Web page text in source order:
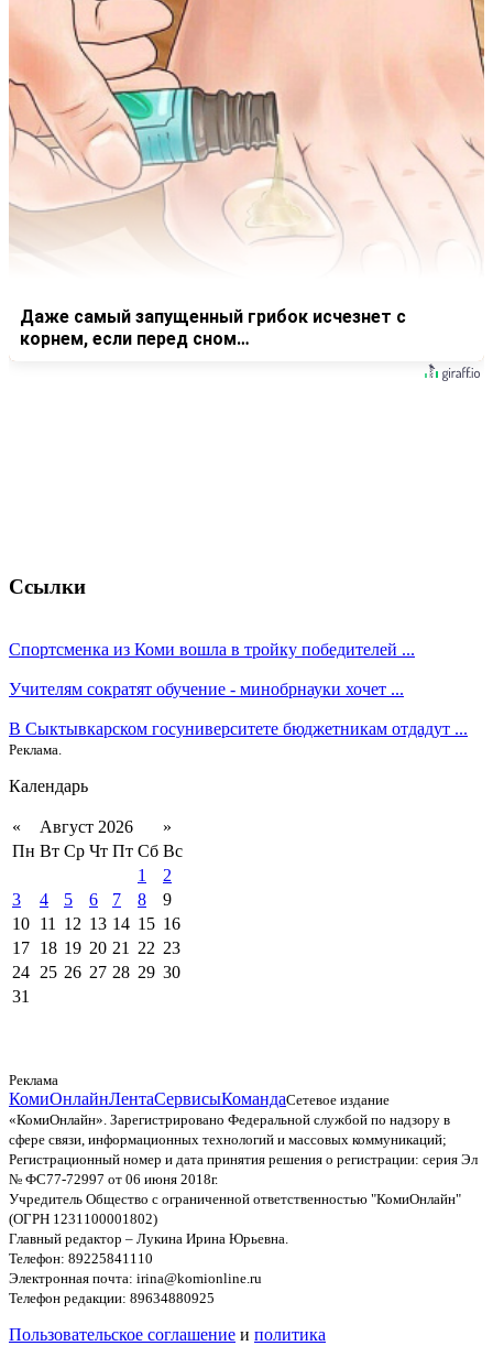
Даже самый запущенный грибок исчезнет с
корнем, если перед сном…
Ссылки
Спортсменка из Коми вошла в тройку победителей ...
Учителям сократят обучение - минобрнауки хочет ...
В Сыктывкарском госуниверситете бюджетникам отдадут ...
Реклама.
Календарь
« Август 2026
»
Пн Вт Ср Чт Пт Сб Вс
1
2
3
4 5 6 7 8
9
10 11 12 13 14 15 16
17 18 19 20 21 22 23
24 25 26 27 28 29 30
31
Реклама
КомиОнлайнЛентаСервисыКомандаСетевое издание
«КомиОнлайн». Зарегистрировано Федеральной службой по надзору в
сфере связи, информационных технологий и массовых коммуникаций;
Регистрационный номер и дата принятия решения о регистрации: серия Эл
№ ФС77-72997 от 06 июня 2018г.
Учредитель Общество с ограниченной ответственностью "КомиОнлайн"
(ОГРН 1231100001802)
Главный редактор – Лукина Ирина Юрьевна.
Телефон: 89225841110
Электронная почта: irina@komionline.ru
Телефон редакции: 89634880925
Пользовательское соглашение и политика